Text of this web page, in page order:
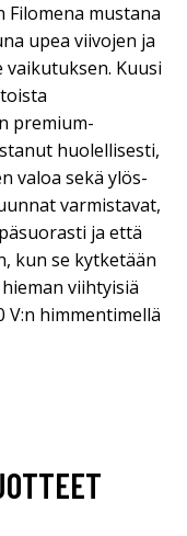
Filomena mustana
upea viivojen ja
Kuusi
premium-
huolellisesti,
valoa sekä ylös-
varmistavat,
ja että
kun se kytketään
viihtyisiä
V:n himmentimellä